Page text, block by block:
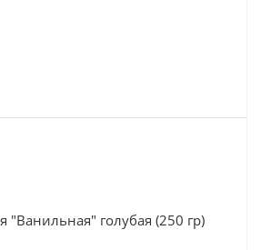
"Ванильная" голубая (250 гр)